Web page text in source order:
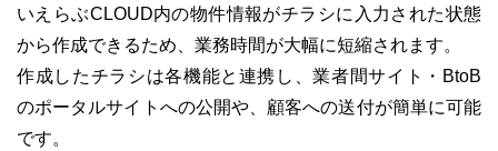
いえらぶCLOUD内の物件情報がチラシに入力された状態
から作成できるため、業務時間が大幅に短縮されます。
作成したチラシは各機能と連携し、業者間サイト・BtoB
のポータルサイトへの公開や、顧客への送付が簡単に可能
です。